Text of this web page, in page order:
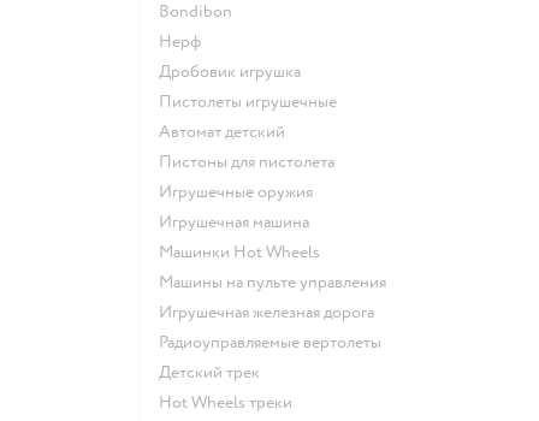
Bondibon
Нерф
Дробовик игрушка
Пистолеты игрушечные
Автомат детский
Пистоны для пистолета
Игрушечные оружия
Игрушечная машина
Машинки Hot Wheels
Машины на пульте управления
Игрушечная железная дорога
Радиоуправляемые вертолеты
Детский трек
Hot Wheels треки